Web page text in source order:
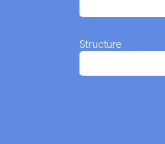
Structure